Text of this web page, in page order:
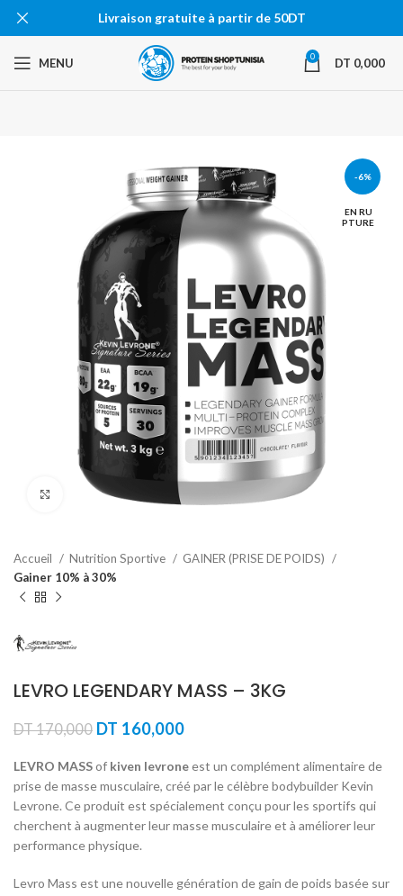
MENU 0 DT 0,000
-6%
EN RU
PTURE
Agrandir
Accueil Nutrition Sportive
GAINER (PRISE DE POIDS)
Gainer 10% à 30%
LEVRO LEGENDARY MASS – 3KG
DT170,000 Le
initial
était :
DT 170,000.
DT 160,000Le
actuel
est :
DT 160,000.
LEVRO MASSof kiven levroneest un complément alimentaire de
prise de masse musculaire, créé par le célèbre bodybuilder Kevin
Levrone. Ce produit est spécialement conçu pour les sportifs qui
cherchent à augmenter leur masse musculaire et à améliorer leur
performance physique.
Levro Mass est une nouvelle génération de gain de poids basée sur
Livraison gratuite à partir de 50DT